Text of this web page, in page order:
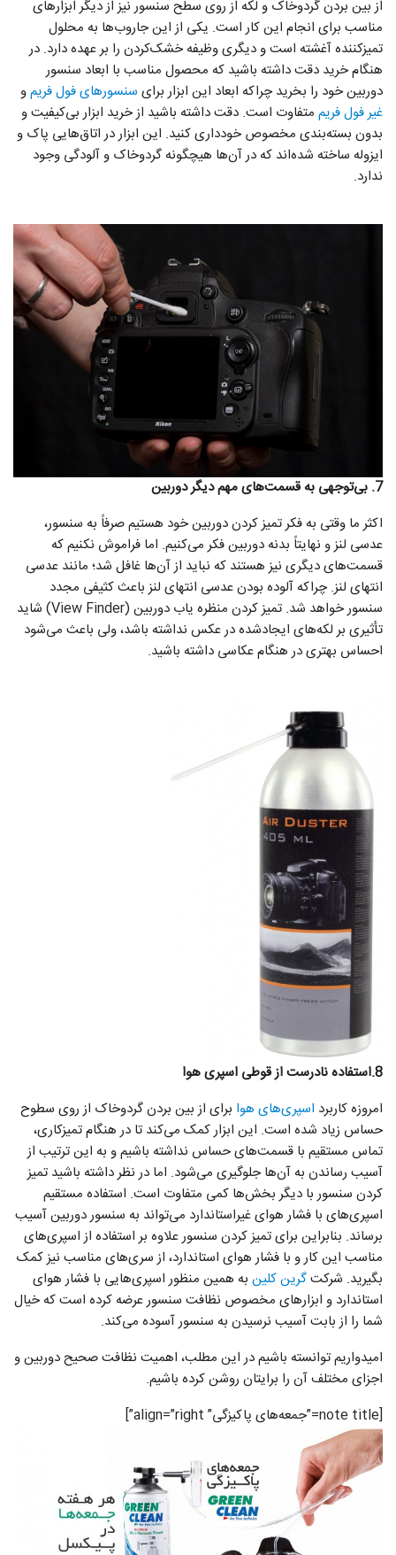
از بین بردن گردوخاک و لکه از روی سطح سنسور نیز از دیگر ابزارهای
مناسب برای انجام این کار است. یکی از این جاروب‌ها به محلول
تمیزکننده آغشته است و دیگری وظیفه خشک‌کردن را بر عهده دارد. در
هنگام خرید دقت داشته باشید که محصول مناسب با ابعاد سنسور
دوربین خود را بخرید چراکه ابعاد این ابزار برای سنسورهای فول فریمو
غیر فول فریم متفاوت است. دقت داشته باشید از خرید ابزار بی‌کیفیت و
بدون بسته‌بندی مخصوص خودداری کنید. این ابزار در اتاق‌هایی پاک و
ایزوله ساخته شده‌اند که در آن‌ها هیچگونه گردوخاک و آلودگی وجود
ندارد.
7. بی‌توجهی به قسمت‌های مهم دیگر دوربین
اکثر ما وقتی به فکر تمیز کردن دوربین خود هستیم صرفاً به سنسور،
عدسی لنز و نهایتاً بدنه دوربین فکر می‌کنیم. اما فراموش نکنیم که
قسمت‌های دیگری نیز هستند که نباید از آن‌ها غافل شد؛ مانند عدسی
انتهای لنز. چراکه آلوده بودن عدسی انتهای لنز باعث کثیفی مجدد
سنسور خواهد شد. تمیز کردن منظره یاب دوربین (View Finder) شاید
تأثیری بر لکه‌های ایجادشده در عکس نداشته باشد، ولی باعث می‌شود
احساس بهتری در هنگام عکاسی داشته باشید.
8.استفاده نادرست از قوطی اسپری هوا
امروزه کاربرد اسپری‌های هوا برای از بین بردن گردوخاک از روی سطوح
حساس زیاد شده است. این ابزار کمک می‌کند تا در هنگام تمیزکاری،
تماس مستقیم با قسمت‌های حساس نداشته باشیم و به این ترتیب از
آسیب رساندن به آن‌ها جلوگیری می‌شود. اما در نظر داشته باشید تمیز
کردن سنسور با دیگر بخش‌ها کمی متفاوت است. استفاده مستقیم
اسپری‌های با فشار هوای غیراستاندارد می‌تواند به سنسور دوربین آسیب
برساند. بنابراین برای تمیز کردن سنسور علاوه بر استفاده از اسپری‌های
مناسب این کار و با فشار هوای استاندارد، از سری‌های مناسب نیز کمک
بگیرید. شرکتگرین کلین به همین منظور اسپری‌هایی با فشار هوای
استاندارد و ابزارهای مخصوص نظافت سنسور عرضه کرده است که خیال
شما را از بابت آسیب نرسیدن به سنسور آسوده می‌کند.
امیدواریم توانسته باشیم در این مطلب، اهمیت نظافت صحیح دوربین و
اجزای مختلف آن را برایتان روشن کرده باشیم.
[note title=”جمعه‌های پاکیزگی” align=”right”]